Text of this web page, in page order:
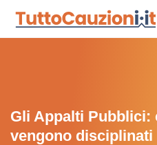
Gli Appalti Pubblici:
vengono disciplinati